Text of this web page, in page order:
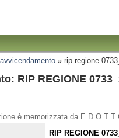
» rip regione
RIP REGIONE
è memorizzata da E D O T T
RIP REGIONE